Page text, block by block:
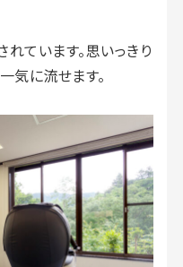
ています。思いっきり
気に流せます。